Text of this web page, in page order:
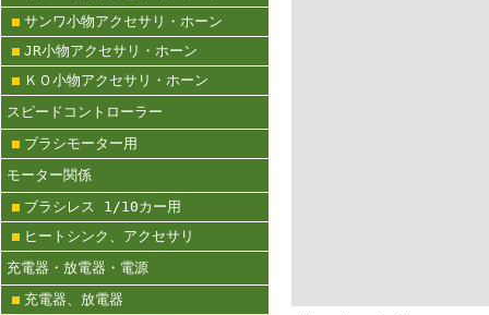
サンワ小物アクセサリ・ホーン
JR小物アクセサリ・ホーン
ＫＯ小物アクセサリ・ホーン
スピードコントローラー
ブラシモーター用
モーター関係
ブラシレス 1/10カー用
ヒートシンク、アクセサリ
充電器・放電器・電源
充電器、放電器